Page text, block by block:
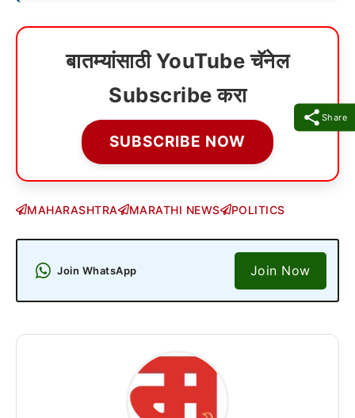
Share
बातम्यांसाठी YouTube चॅनेल
Subscribe करा
SUBSCRIBE NOW
MAHARASHTRA MARATHI NEWS POLITICS
Join WhatsApp Join Now